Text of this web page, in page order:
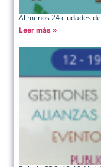
Al menos 24 ciudades
Leer más »